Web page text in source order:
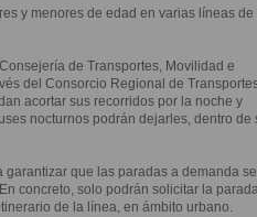
y menores de edad en varias líneas
de Transportes, Movilidad e
del Consorcio Regional de
acortar sus recorridos por la noche y
nocturnos podrán dejarles, dentro de
que las paradas a demanda
concreto, solo podrán solicitar la
de la línea, en ámbito urbano.